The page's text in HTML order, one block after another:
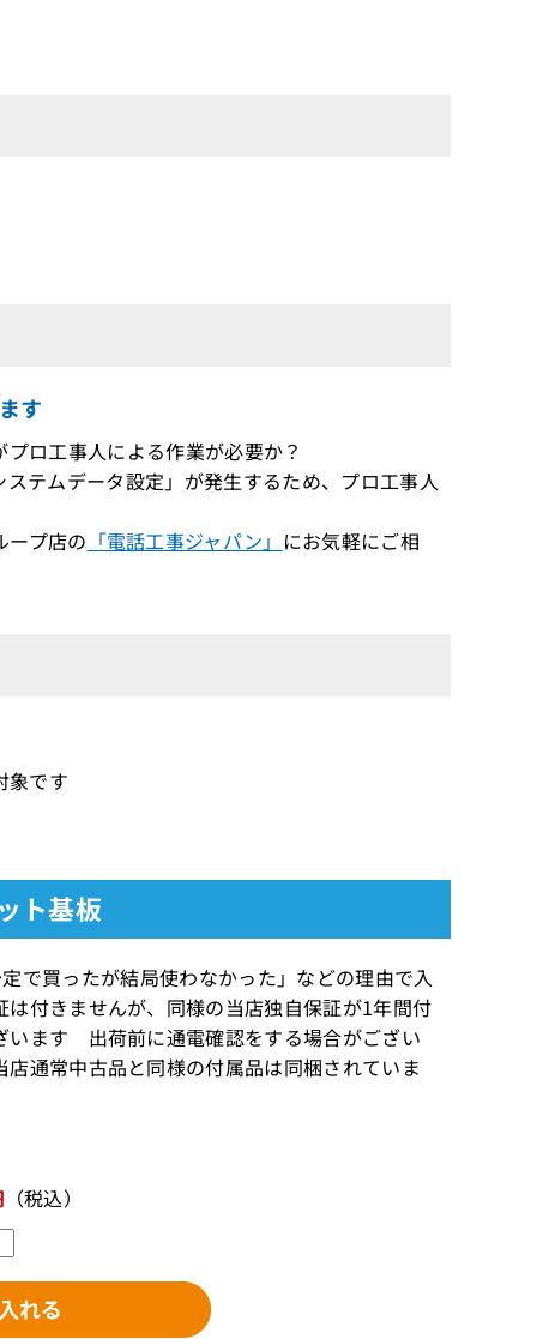
す
ロ工事人による作業が必要か？
ムデータ設定」が発生するため、プロ工事人
ープ店の 「電話工事ジャパン」 にお気軽にご相
象です
ト基板
買ったが結局使わなかった」などの理由で入
付きませんが、同様の当店独自保証が1年間付
ます 出荷前に通電確認をする場合がござい
通常中古品と同様の付属品は同梱されていま
（税込）